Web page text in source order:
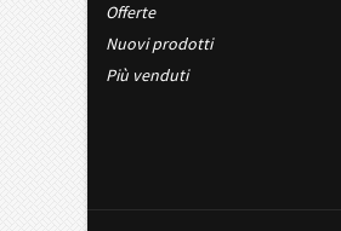
Offerte
Nuovi prodotti
Più venduti